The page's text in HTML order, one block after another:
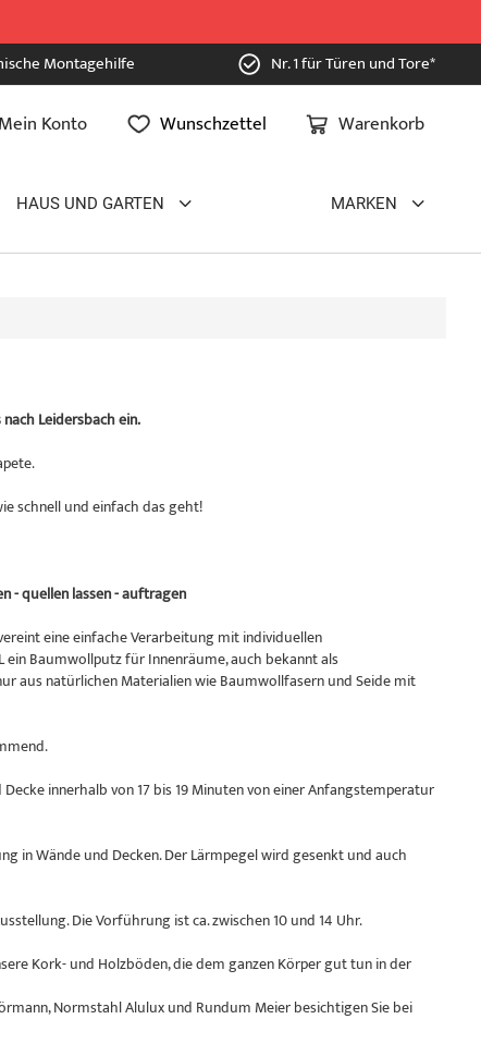
Montagehilfe Nr. 1 für Türen und Tore*
Warenkorb
Mein Konto Wunschzettel
HAUS UND GARTEN MARKEN
Leidersbach ein.
schnell und einfach das geht!
- quellen lassen - auftragen
eine einfache Verarbeitung mit individuellen
Baumwollputz für Innenräume, auch bekannt als
aus natürlichen Materialien wie Baumwollfasern und Seide mit
innerhalb von 17 bis 19 Minuten von einer Anfangstemperatur
Wände und Decken. Der Lärmpegel wird gesenkt und auch
Die Vorführung ist ca. zwischen 10 und 14 Uhr.
Kork- und Holzböden, die dem ganzen Körper gut tun in der
Normstahl Alulux und Rundum Meier besichtigen Sie bei